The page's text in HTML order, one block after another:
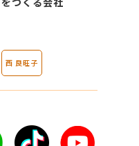
西 良旺子